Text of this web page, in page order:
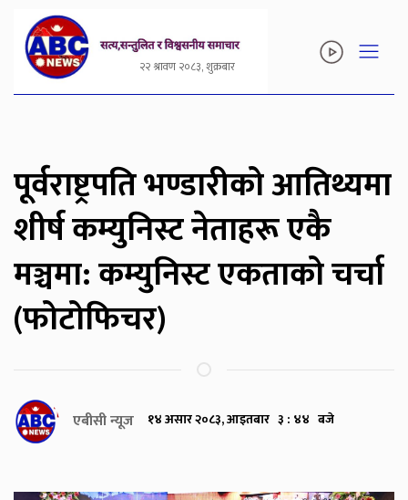
२२ श्रावण २०८३, शुक्रबार
पूर्वराष्ट्रपति भण्डारीको आतिथ्यमा
शीर्ष कम्युनिस्ट नेताहरू एकै
मञ्चमा: कम्युनिस्ट एकताको चर्चा
(फोटोफिचर)
एबीसी न्यूज १४ असार २०८३, आइतबार ३ : ४४ बजे